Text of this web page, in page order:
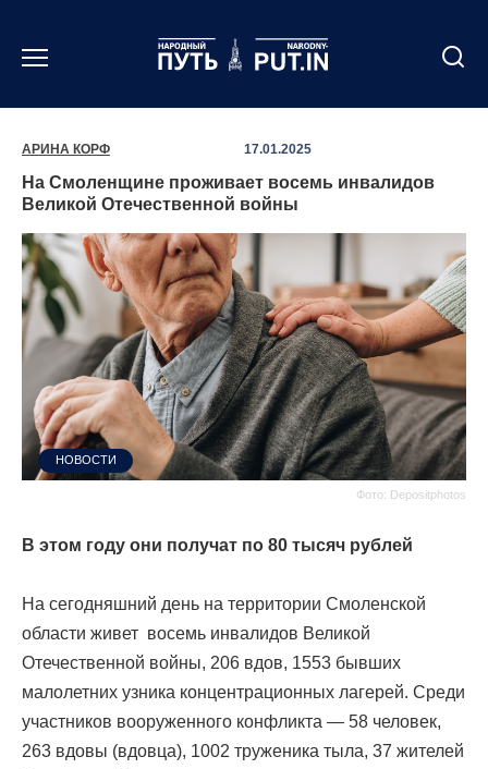
содержанию
АРИНА КОРФ 17.01.2025
На Смоленщине проживает восемь инвалидов
Великой Отечественной войны
Фото: Depositphotos
НОВОСТИ
В этом году они получат по 80 тысяч рублей
На сегодняшний день на территории Смоленской
области живет восемь инвалидов Великой
Отечественной войны, 206 вдов, 1553 бывших
малолетних узника концентрационных лагерей. Среди
участников вооруженного конфликта — 58 человек,
263 вдовы (вдовца), 1002 труженика тыла, 37 жителей